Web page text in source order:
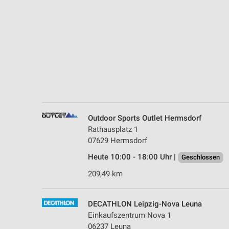
Outdoor Sports Outlet Hermsdorf
Rathausplatz 1
07629 Hermsdorf
Heute 10:00 - 18:00 Uhr |
Geschlossen
209,49 km
DECATHLON Leipzig-Nova Leuna
Einkaufszentrum Nova 1
06237 Leuna
Verwendung genauer Standortdaten
Geräte anhand von aktiv angeforderten Informationen
Funktional